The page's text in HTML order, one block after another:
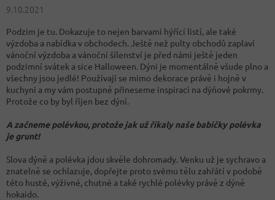
9.10.2021
Podzim je tu. Dokazuje to nejen barvami hýřící listí, ale také
výzdoba a nabídka v obchodech. Ještě než pulty obchodů zaplaví
vánoční výzdoba a vánoční šílenství je před námi ještě jeden
podzimní svátek a sice Halloween. Dýni je momentálně všude plno a
všechny jsou jedlé! Používají se mimo dekorace právě i hojně v
kuchyni a my vám postupně přineseme inspiraci na dýňové pokrmy.
Protože co by byl říjen bez dýní.
A začneme polévkou, protože jak už říkaly naše babičky polévka
je grunt!
Slova dýně a polévka jdou skvěle dohromady. Venku už je sychravo a
znatelně se ochlazuje, dopřejte proto svému tělu zahřátí v podobě
této husté, výživné, chutné a také rychlé polévky právě z dýně
hokaido.